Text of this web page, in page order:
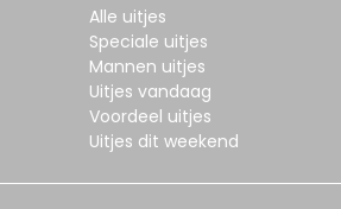
Alle uitjes
Speciale uitjes
Mannen uitjes
Uitjes vandaag
Voordeel uitjes
Uitjes dit weekend